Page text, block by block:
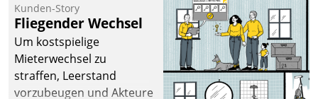
Kunden-Story
Fliegender Wechsel
Um kostspielige
Mieterwechsel zu
straffen, Leerstand
vorzubeugen und Akteure